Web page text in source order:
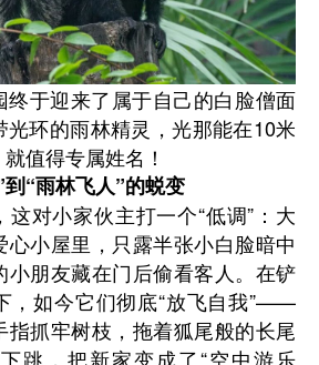
终于迎来了属于自己的白脸僧面
环的雨林精灵，光那能在10米
值得专属姓名！
“雨林飞人”的蜕变
这对小家伙主打一个“低调”：大
心小屋里，只露半张小白脸暗中
小朋友藏在门后偷看客人。在铲
，如今它们彻底“放飞自我”——
指抓牢树枝，拖着狐尾般的长尾
跳，把新家变成了“空中游乐